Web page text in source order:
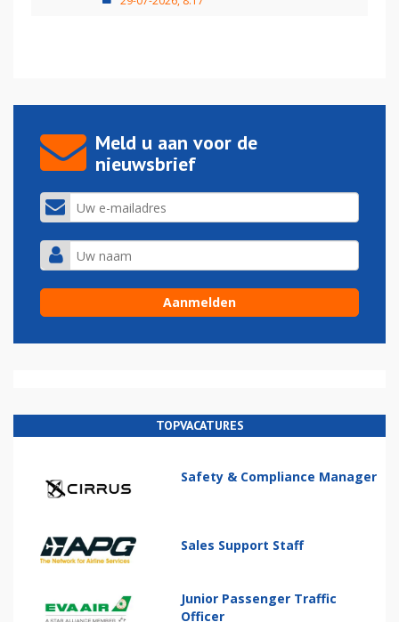
Meld u aan voor de
nieuwsbrief
TOPVACATURES
Safety & Compliance Manager
Sales Support Staff
Junior Passenger Traffic
Officer